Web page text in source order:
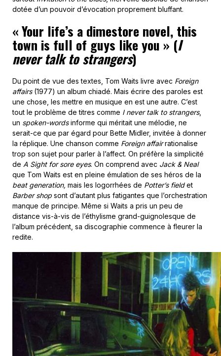
dotée d’un pouvoir d’évocation proprement bluffant.
« Your life’s a dimestore novel, this
town is full of guys like you »(I
never talk to strangers)
Du point de vue des textes, Tom Waits livre avec Foreign
affairs(1977) un album chiadé. Mais écrire des paroles est
une chose, les mettre en musique en est une autre. C’est
tout le problème de titres comme I never talk to strangers,
un spoken-wordsinforme qui méritait une mélodie, ne
serait-ce que par égard pour Bette Midler, invitée à donner
la réplique. Une chanson comme Foreign affairrationalise
trop son sujet pour parler à l’affect. On préfère la simplicité
de A Sight for sore eyes. On comprend avec Jack & Neal
que Tom Waits est en pleine émulation de ses héros de la
beat generation, mais les logorrhées de Potter’s fieldet
Barber shop sont d’autant plus fatigantes que l’orchestration
manque de principe. Même si Waits a pris un peu de
distance vis-à-vis de l’éthylisme grand-guignolesque de
l’album précédent, sa discographie commence à fleurer la
redite.